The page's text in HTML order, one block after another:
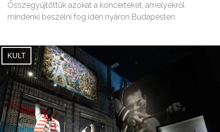
Összegyűjtöttük azokat a koncerteket, amelyekről
mindenki beszélni fog idén nyáron Budapesten.
KULT